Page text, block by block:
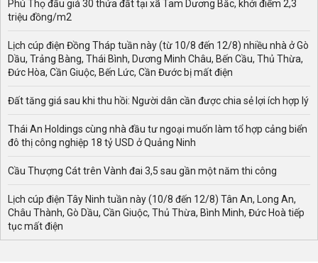
Phú Thọ đấu giá 30 thửa đất tại xã Tam Dương Bắc, khởi điểm 2,3
triệu đồng/m2
Lịch cúp điện Đồng Tháp tuần này (từ 10/8 đến 12/8) nhiều nhà ở Gò
Dầu, Trảng Bàng, Thái Bình, Dương Minh Châu, Bến Cầu, Thủ Thừa,
Đức Hòa, Cần Giuộc, Bến Lức, Cần Đước bị mất điện
Đất tăng giá sau khi thu hồi: Người dân cần được chia sẻ lợi ích hợp lý
Thái An Holdings cùng nhà đầu tư ngoại muốn làm tổ hợp cảng biển
đô thị công nghiệp 18 tỷ USD ở Quảng Ninh
Cầu Thượng Cát trên Vành đai 3,5 sau gần một năm thi công
Lịch cúp điện Tây Ninh tuần này (10/8 đến 12/8) Tân An, Long An,
Châu Thành, Gò Dầu, Cần Giuộc, Thủ Thừa, Bình Minh, Đức Hoà tiếp
tục mất điện